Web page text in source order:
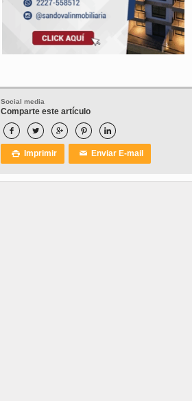
Social media
Comparte este artículo
    
 Imprimir ✉ Enviar E-mail